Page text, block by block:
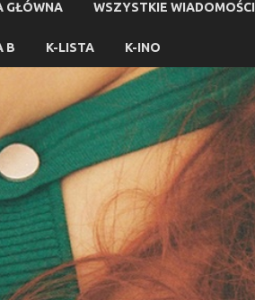
GŁÓWNA WSZYSTKIE WIADOMOŚCI
B K-LISTA K-INO